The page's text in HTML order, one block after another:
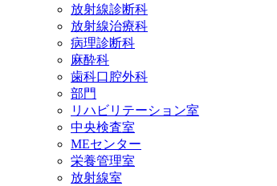
放射線診断科
放射線治療科
病理診断科
麻酔科
歯科口腔外科
部門
リハビリテーション室
中央検査室
MEセンター
栄養管理室
放射線室